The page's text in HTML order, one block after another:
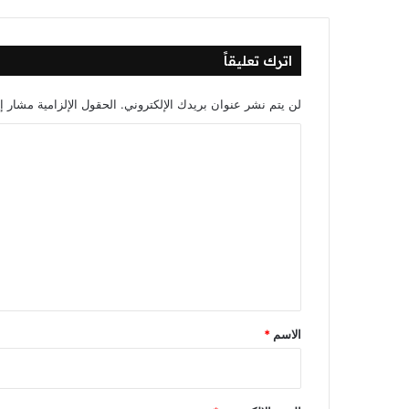
اترك تعليقاً
لن يتم نشر عنوان بريدك الإلكتروني. الحقول الإلزامية مشار
*
الاسم *